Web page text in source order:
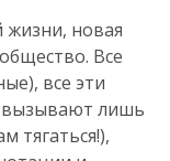
жизни, новая
Все
все эти
вызывают лишь
тягаться!),